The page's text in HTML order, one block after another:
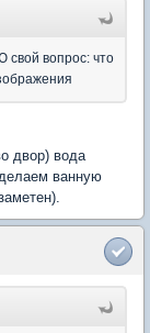
вопрос: что
двор) вода
ванную